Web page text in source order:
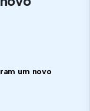
um novo